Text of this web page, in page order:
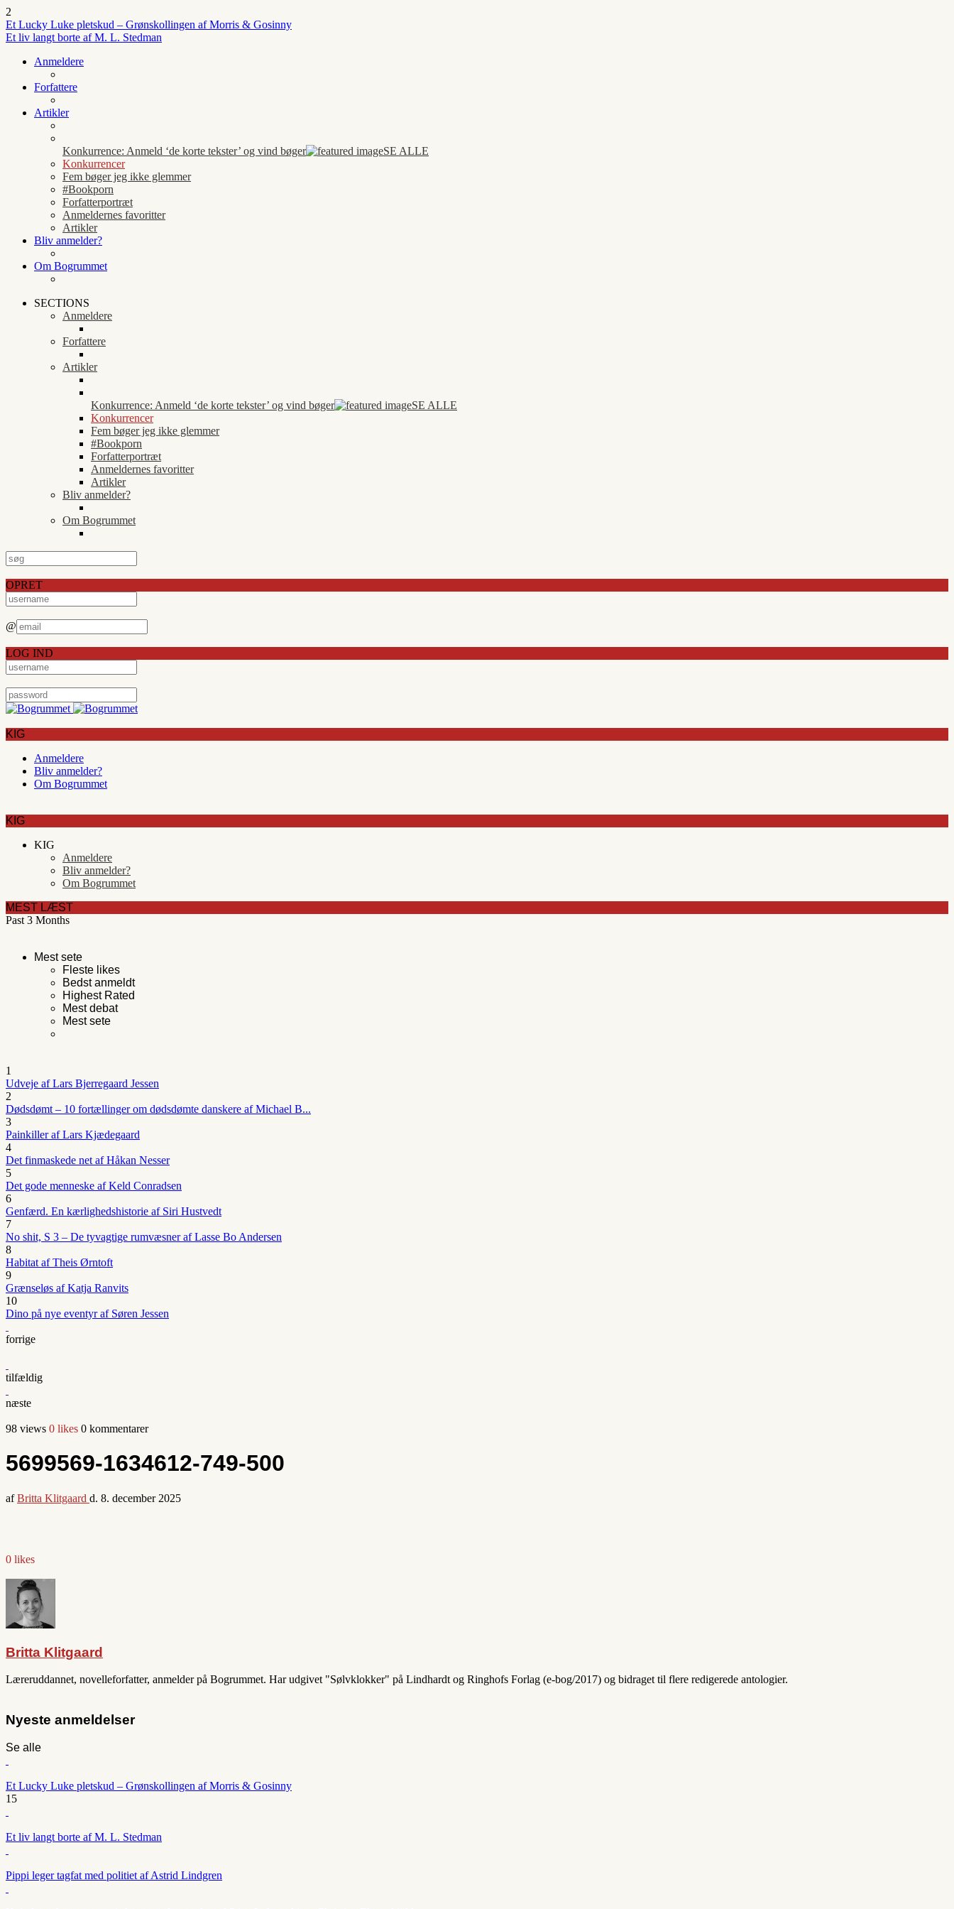
2
Et Lucky Luke pletskud – Grønskollingen af Morris & Gosinny
Et liv langt borte af M. L. Stedman
Anmeldere
Forfattere
Artikler
Konkurrence: Anmeld ‘de korte tekster’ og vind bøger
SE ALLE
Konkurrencer
Fem bøger jeg ikke glemmer
#Bookporn
Forfatterportræt
Anmeldernes favoritter
Artikler
Bliv anmelder?
Om Bogrummet
SECTIONS
Anmeldere
Forfattere
Artikler
Konkurrence: Anmeld ‘de korte tekster’ og vind bøger
SE ALLE
Konkurrencer
Fem bøger jeg ikke glemmer
#Bookporn
Forfatterportræt
Anmeldernes favoritter
Artikler
Bliv anmelder?
Om Bogrummet
OPRET
@
LOG IND
KIG
Anmeldere
Bliv anmelder?
Om Bogrummet
KIG
KIG
Anmeldere
Bliv anmelder?
Om Bogrummet
MEST LÆST
Past 3 Months
Mest sete
Fleste likes
Bedst anmeldt
Highest Rated
Mest debat
Mest sete
1
Udveje af Lars Bjerregaard Jessen
2
Dødsdømt – 10 fortællinger om dødsdømte danskere af Michael B...
3
Painkiller af Lars Kjædegaard
4
Det finmaskede net af Håkan Nesser
5
Det gode menneske af Keld Conradsen
6
Genfærd. En kærlighedshistorie af Siri Hustvedt
7
No shit, S 3 – De tyvagtige rumvæsner af Lasse Bo Andersen
8
Habitat af Theis Ørntoft
9
Grænseløs af Katja Ranvits
10
Dino på nye eventyr af Søren Jessen
forrige
tilfældig
næste
98 views 0 likes 0 kommentarer
5699569-1634612-749-500
afBritta Klitgaard d. 8. december 2025
0 likes
Britta Klitgaard
Læreruddannet, novelleforfatter, anmelder på Bogrummet. Har udgivet "Sølvklokker" på Lindhardt og Ringhofs Forlag (e-bog/2017) og bidraget til flere redigerede antologier.
Nyeste anmeldelser
Se alle
Et Lucky Luke pletskud – Grønskollingen af Morris & Gosinny
15
Et liv langt borte af M. L. Stedman
Pippi leger tagfat med politiet af Astrid Lindgren